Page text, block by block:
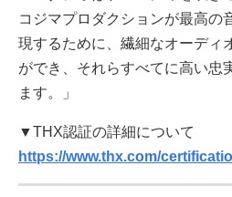
コジマプロダクションが最高の
現するために、繊細なオーディ
ができ、それらすべてに高い忠
ます。」
▼THX認証の詳細について
https://www.thx.com/